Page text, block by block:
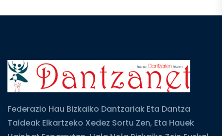
Federazio Hau Bizkaiko Dantzariak Eta Dantza
Taldeak Elkartzeko Xedez Sortu Zen, Eta Hauek